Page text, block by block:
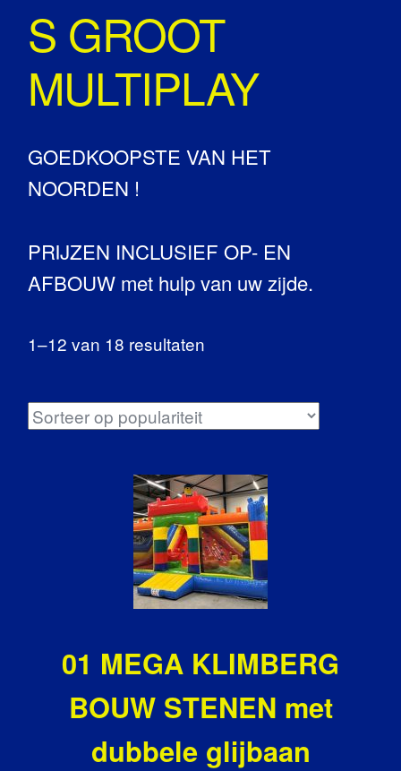
S GROOT
MULTIPLAY
GOEDKOOPSTE VAN HET
NOORDEN !
PRIJZEN INCLUSIEF OP- EN
AFBOUW met hulp van uw zijde.
1–12 van 18 resultaten
01 MEGA KLIMBERG
BOUW STENEN met
dubbele glijbaan